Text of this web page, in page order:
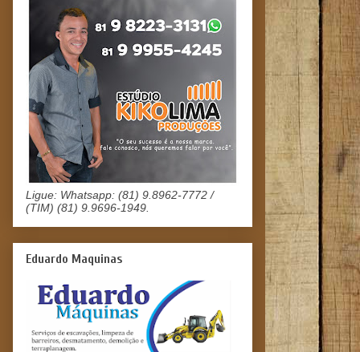
Ligue: Whatsapp: (81) 9.8962-7772 /
(TIM) (81) 9.9696-1949.
Eduardo Maquinas